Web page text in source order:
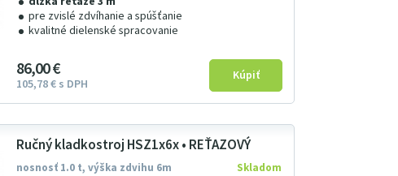
pre zvislé zdvíhanie a spúšťanie
kvalitné dielenské spracovanie
8600€
105 78€ s DPH
Ručný kladkostroj HSZ1x6x • REŤAZOVÝ
nosnosť 1.0 t, výška zdvihu 6m Skladom